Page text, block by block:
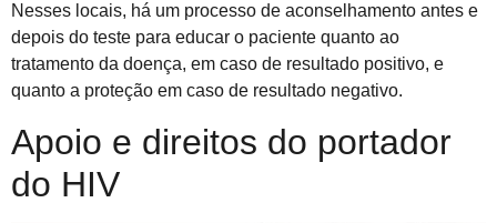
Nesses locais, há um processo de aconselhamento antes e
depois do teste para educar o paciente quanto ao
tratamento da doença, em caso de resultado positivo, e
quanto a proteção em caso de resultado negativo.
Apoio e direitos do portador
do HIV